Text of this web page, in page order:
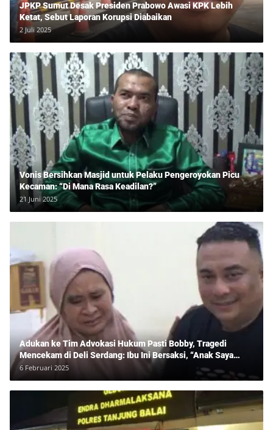
JPKP Sumut Desak Presiden Prabowo Awasi KPK Lebih
Ketat, Sebut Laporan Korupsi Diabaikan
2 Juli 2025
Vonis Bersihkan Masjid untuk Pelaku Pengeroyokan Picu
Kecaman: “Di Mana Rasa Keadilan?”
21 Juni 2025
Adukan ke Tim Advokasi Hukum Pasti Bobby, Tragedi
Mencekam di Deli Serdang: Ibu Ini Bersaksi, “Anak Saya
Ditangkap Tanpa Bukti dan Bukan Bandar Narkoba!”
6 Februari 2025